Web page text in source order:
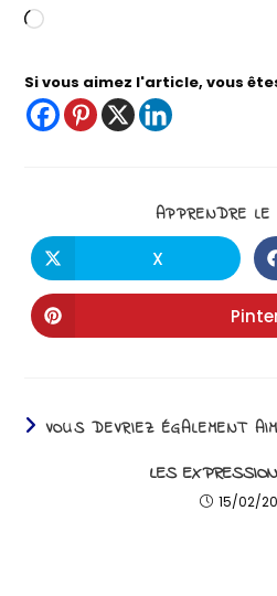
Si vous aimez l'article, vous
APPRENDRE LE
X
VOUS DEVRIEZ ÉGALEMENT
LES
15/02/